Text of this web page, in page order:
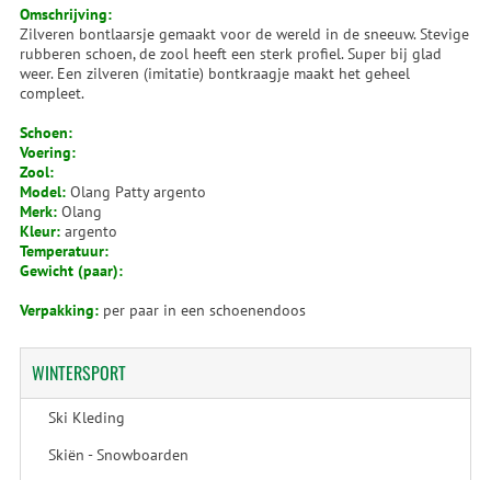
Omschrijving:
Zilveren bontlaarsje gemaakt voor de wereld in de sneeuw. Stevige
rubberen schoen, de zool heeft een sterk profiel. Super bij glad
weer. Een zilveren (imitatie) bontkraagje maakt het geheel
compleet.
Schoen:
Voering:
Zool:
Model:Olang Patty argento
Merk:Olang
Kleur: argento
Temperatuur:
Gewicht (paar):
Verpakking: per paar in een schoenendoos
WINTERSPORT
Ski Kleding
Skiën - Snowboarden